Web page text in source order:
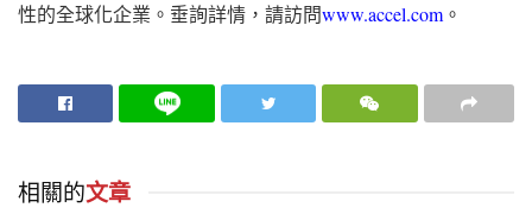
性的全球化企業。垂詢詳情，請訪問www.accel.com 。
相關的文章